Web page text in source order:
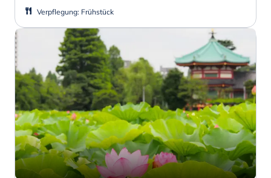
Verpflegung: Frühstück